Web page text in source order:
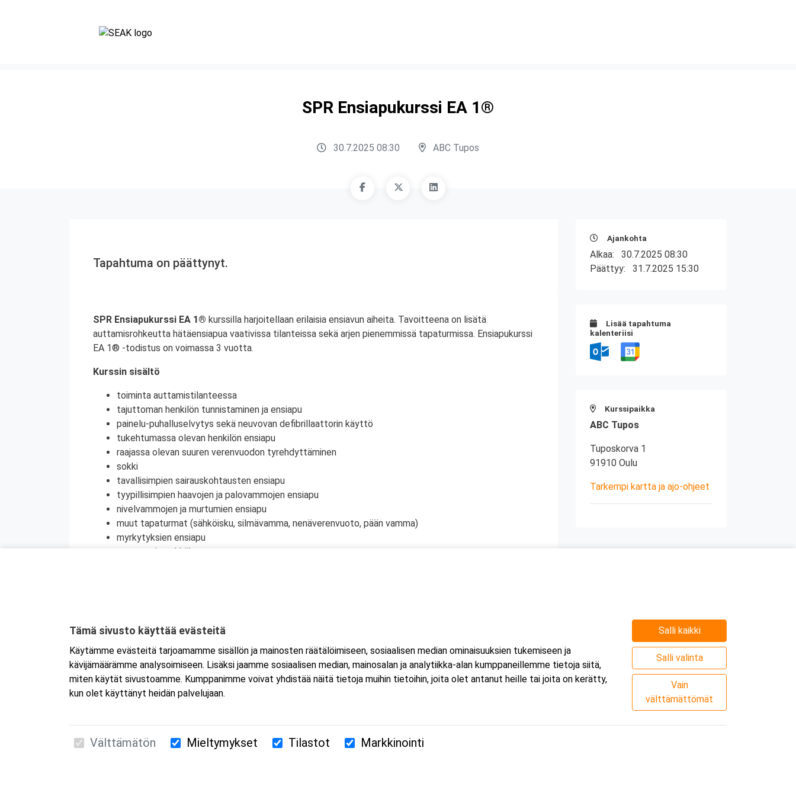
SPR Ensiapukurssi EA 1®
30.7.2025 08:30 ABC Tupos
Tapahtuma on päättynyt.
SPR Ensiapukurssi EA 1® kurssilla harjoitellaan erilaisia ensiavun aiheita. Tavoitteena on lisätä
auttamisrohkeutta hätäensiapua vaativissa tilanteissa sekä arjen pienemmissä tapaturmissa. Ensiapukurssi
EA 1® -todistus on voimassa 3 vuotta.
Kurssin sisältö
toiminta auttamistilanteessa
tajuttoman henkilön tunnistaminen ja ensiapu
painelu-puhalluselvytys sekä neuvovan defibrillaattorin käyttö
tukehtumassa olevan henkilön ensiapu
raajassa olevan suuren verenvuodon tyrehdyttäminen
sokki
tavallisimpien sairauskohtausten ensiapu
tyypillisimpien haavojen ja palovammojen ensiapu
nivelvammojen ja murtumien ensiapu
muut tapaturmat (sähköisku, silmävamma, nenäverenvuoto, pään vamma)
myrkytyksien ensiapu
tapaturmien ehkäisy
Ajankohta
Alkaa: 30.7.2025 08:30
Päättyy: 31.7.2025 15:30
Lisää tapahtuma
kalenteriisi
Kurssipaikka
ABC Tupos
Tuposkorva 1
91910 Oulu
Tarkempi kartta ja ajo-ohjeet
Suomen Ensiapukoulutus Oy / Valimotie 21 / 00380 Helsinki
Tämä sivusto käyttää evästeitä
Käytämme evästeitä tarjoamamme sisällön ja mainosten räätälöimiseen, sosiaalisen median ominaisuuksien tukemiseen ja
kävijämäärämme analysoimiseen. Lisäksi jaamme sosiaalisen median, mainosalan ja analytiikka-alan kumppaneillemme tietoja siitä,
miten käytät sivustoamme. Kumppanimme voivat yhdistää näitä tietoja muihin tietoihin, joita olet antanut heille tai joita on kerätty,
kun olet käyttänyt heidän palvelujaan.
Salli kaikki
Salli valinta
Vain
välttämättömät
Välttämätön Mieltymykset Tilastot Markkinointi